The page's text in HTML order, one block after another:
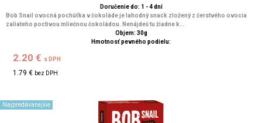
Doručenie do: 1 - 4 dní
Bob Snail ovocná pochúťka v čokoláde je lahodný snack zložený z čerstvého ovocia
zaliateho poctivou mliečnou čokoládou. Nenájdeš tu žiadne k...
Objem: 30g
Hmotnosť pevného podielu:
2.20 € s DPH
1.79 € bez DPH
Najpredávanejšie